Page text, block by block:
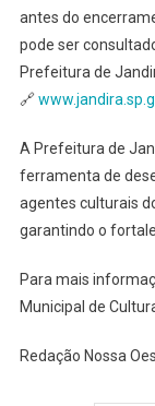
antes do
pode ser
Prefeitura de
🔗
A Prefeitura de
ferramenta de
agentes culturais
garantindo o
Para mais
Municipal de
Redação Nossa